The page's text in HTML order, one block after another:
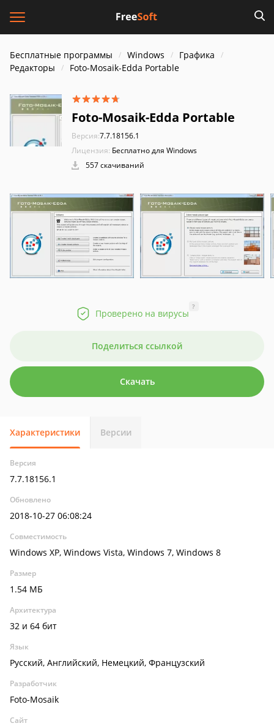
Бесплатные программы Windows
Графика
Редакторы
Foto-Mosaik-Edda Portable
Foto-Mosaik-Edda Portable
Версия:7.7.18156.1
Лицензия: Бесплатно для Windows
557 скачиваний
Проверено на вирусы
?
Поделиться ссылкой
Скачать
Характеристики Версии
Версия
7.7.18156.1
Обновлено
2018-10-27 06:08:24
Совместимость
Windows XP, Windows Vista, Windows 7, Windows 8
Размер
1.54 МБ
Архитектура
32 и 64 бит
Язык
Русский, Английский, Немецкий, Французский
Разработчик
Foto-Mosaik
Сайт